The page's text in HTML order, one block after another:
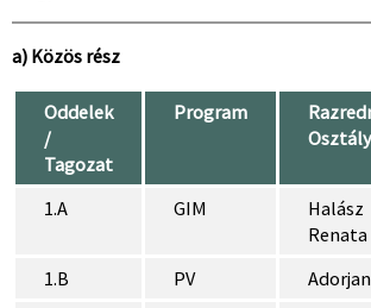
a) Közös rész
Oddelek
/
Tagozat
Program
1.A
GIM
Halász
Renata
1.B PV